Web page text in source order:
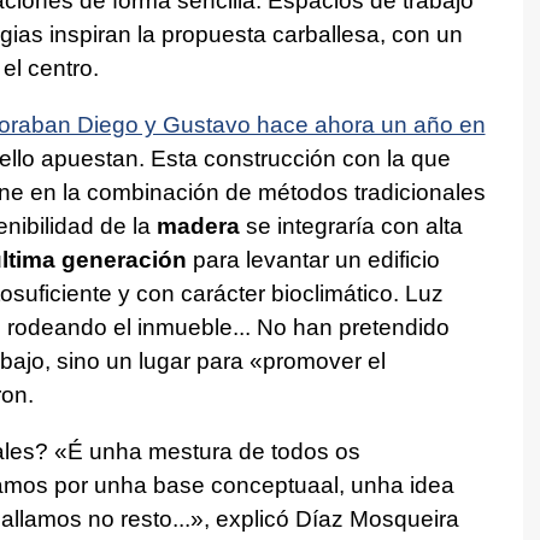
inspiran la propuesta carballesa, con un
centro.
Diego y Gustavo hace ahora un año en
apuestan. Esta construcción con la que
en la combinación de métodos tradicionales
de la maderase integraría con alta
generación para levantar un edificio
y con carácter bioclimático. Luz
el inmueble... No han pretendido
sino un lugar para «promover el
«É unha mestura de todos os
por unha base conceptuaal, unha idea
no resto...», explicó Díaz Mosqueira